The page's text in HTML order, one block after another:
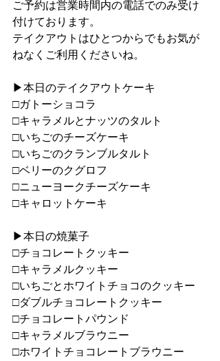
ご予約は営業時間内の電話でのみ受け
付けております。
テイクアウトはひとつからでもお気が
ねなくご利用くださいね。
▶︎本日のテイクアウトケーキ
□ガトーショコラ
□キャラメルとナッツのタルト
□いちごのチーズケーキ
□いちごのクランブルタルト
□ベリーのクグロフ
□ニューヨークチーズケーキ
□キャロットケーキ
▶︎本日の焼菓子
□チョコレートクッキー
□キャラメルクッキー
□いちごとホワイトチョコのクッキー
□ダブルチョコレートクッキー
□チョコレートパウンド
□キャラメルブラウニー
□ホワイトチョコレートブラウニー